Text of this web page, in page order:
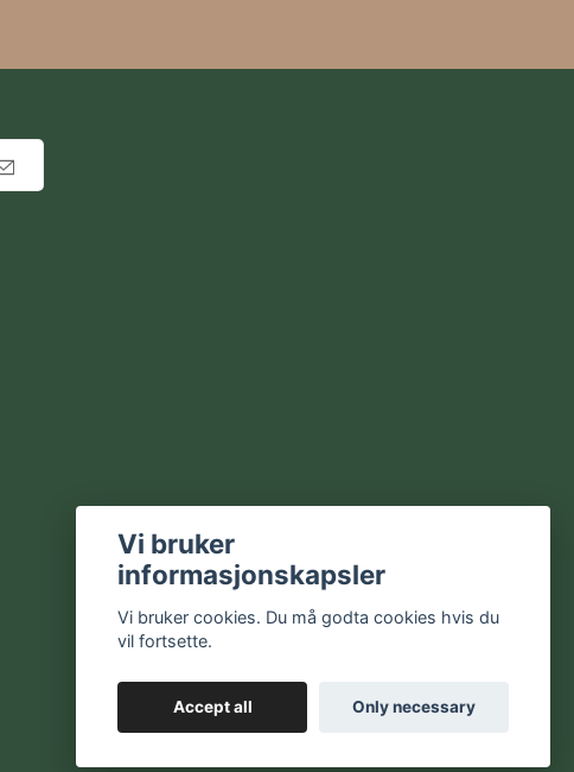
Vi bruker
informasjonskapsler
Vi bruker cookies. Du må godta cookies hvis du
vil fortsette.
Accept all Only necessary